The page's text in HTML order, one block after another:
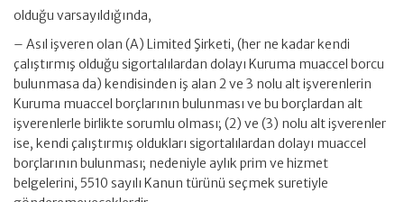
olduğu varsayıldığında,
– Asıl işveren olan (A) Limited Şirketi, (her ne kadar kendi
çalıştırmış olduğu sigortalılardan dolayı Kuruma muaccel borcu
bulunmasa da) kendisinden iş alan 2 ve 3 nolu alt işverenlerin
Kuruma muaccel borçlarının bulunması ve bu borçlardan alt
işverenlerle birlikte sorumlu olması; (2) ve (3) nolu alt işverenler
ise, kendi çalıştırmış oldukları sigortalılardan dolayı muaccel
borçlarının bulunması; nedeniyle aylık prim ve hizmet
belgelerini, 5510 sayılı Kanun türünü seçmek suretiyle